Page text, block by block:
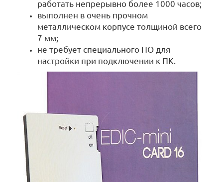
работать непрерывно более 1000 часов;
выполнен в очень прочном
металлическом корпусе толщиной всего
7 мм;
не требует специального ПО для
настройки при подключении к ПК.